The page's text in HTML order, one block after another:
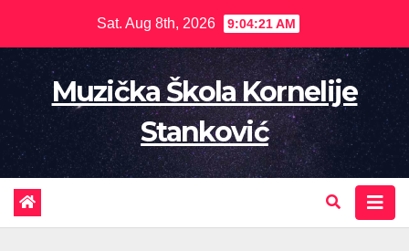
content
Sat. Aug 8th, 2026 9:04:22 AM
Muzička Škola Kornelije
Stanković